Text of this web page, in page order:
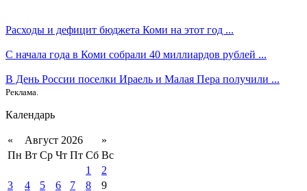
Расходы и дефицит бюджета Коми на этот год ...
С начала года в Коми собрали 40 миллиардов рублей ...
В День России поселки Ираель и Малая Пера получили ...
Реклама.
Календарь
« Август 2026
»
Пн Вт Ср Чт Пт Сб Вс
1
2
3
4 5 6 7 8
9